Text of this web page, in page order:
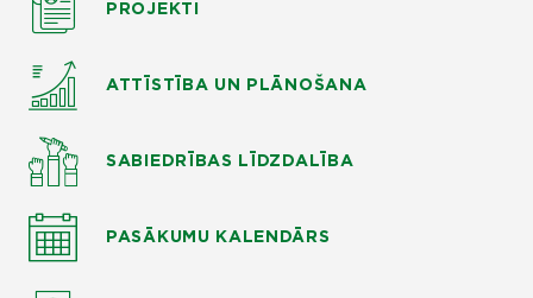
PROJEKTI
ATTĪSTĪBA UN PLĀNOŠANA
SABIEDRĪBAS LĪDZDALĪBA
PASĀKUMU KALENDĀRS